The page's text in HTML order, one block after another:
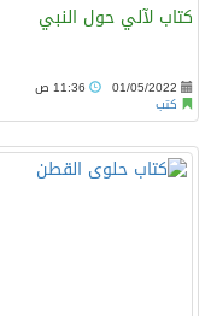
كتاب لآلي حول النبي
01/05/2022
كتب